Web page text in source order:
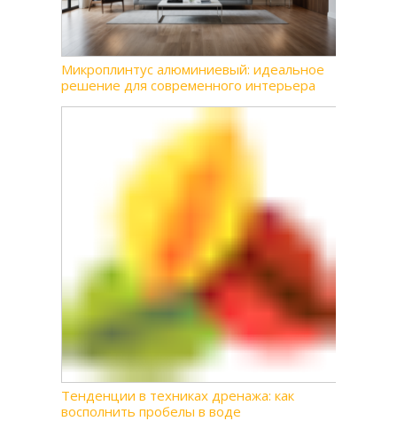
Микроплинтус алюминиевый: идеальное
решение для современного интерьера
Тенденции в техниках дренажа: как
восполнить пробелы в воде